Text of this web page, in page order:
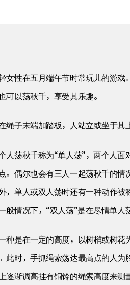
性在五月端午节时常玩儿的游戏
以荡秋千，享受其乐趣。
子末端加踏板，人站立或坐于其
荡秋千称为“单人荡”，两个人面
偶尔也会有三人一起荡秋千的情
单人或双人荡时还有一种动作被
情况下，“双人荡”是在尽情单人
是在一定的高度，以树梢或树花
时，手抓绳索荡达最高点的人为
渐调高挂有铜铃的绳索高度来测